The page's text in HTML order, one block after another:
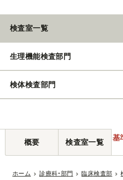
検査室一覧
生理機能検査部門
検体検査部門
概要 検査室一覧
基
ホーム 診療科・部門 臨床検査部